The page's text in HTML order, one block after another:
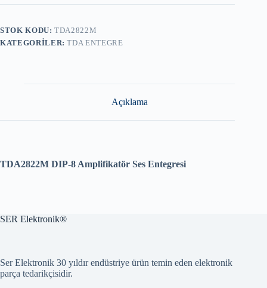
STOK KODU:TDA2822M
KATEGORILER:TDA ENTEGRE
Açıklama
TDA2822M DIP-8 Amplifikatör Ses Entegresi
SER Elektronik®
Ser Elektronik 30 yıldır endüstriye ürün temin eden elektronik
parça tedarikçisidir.